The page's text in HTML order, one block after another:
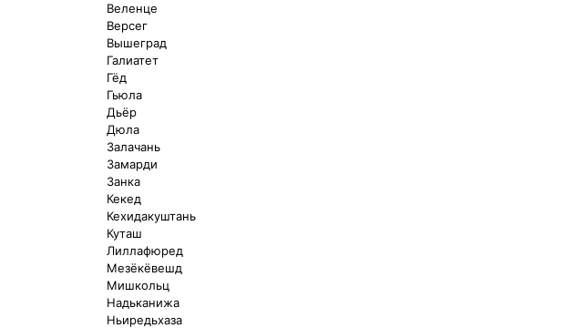
Веленце
Версег
Вышеград
Галиатет
Гёд
Гьюла
Дьёр
Дюла
Залачань
Замарди
Занка
Кекед
Кехидакуштань
Куташ
Лиллафюред
Мезёкёвешд
Мишкольц
Надьканижа
Ньиредьхаза